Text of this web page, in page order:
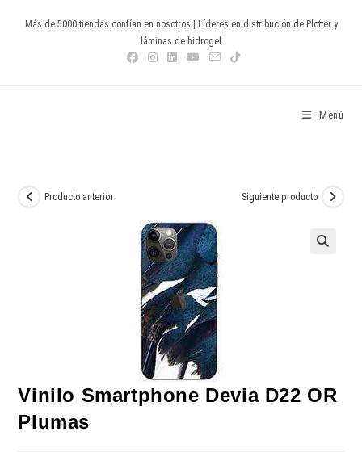
Más de 5000 tiendas confían en nosotros | Líderes en distribución de Plotter y
láminas de hidrogel
Menú
Producto anterior Siguiente producto
Vinilo Smartphone Devia D22 OR
Plumas